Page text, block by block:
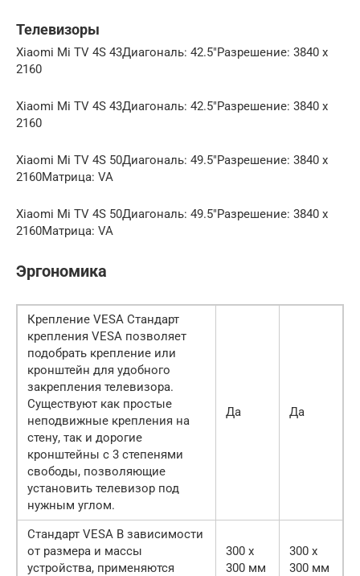
Телевизоры
Xiaomi Mi TV 4S 43Диагональ: 42.5″Разрешение: 3840 x
2160
Xiaomi Mi TV 4S 43Диагональ: 42.5″Разрешение: 3840 x
2160
Xiaomi Mi TV 4S 50Диагональ: 49.5″Разрешение: 3840 x
2160Матрица: VA
Xiaomi Mi TV 4S 50Диагональ: 49.5″Разрешение: 3840 x
2160Матрица: VA
Эргономика
Крепление VESA Стандарт
крепления VESA позволяет
подобрать крепление или
кронштейн для удобного
закрепления телевизора.
Существуют как простые
неподвижные крепления на
стену, так и дорогие
кронштейны с 3 степенями
свободы, позволяющие
установить телевизор под
нужным углом.
Да Да
Стандарт VESA В зависимости
от размера и массы
устройства, применяются
300 x
300 мм
300 x
300 мм